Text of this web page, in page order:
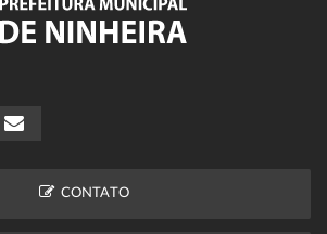
CONTATO